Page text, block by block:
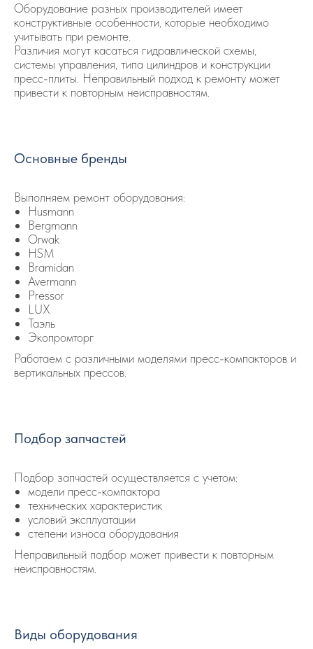
Оборудование разных производителей имеет
конструктивные особенности, которые необходимо
учитывать при ремонте.
Различия могут касаться гидравлической схемы,
системы управления, типа цилиндров и конструкции
пресс-плиты. Неправильный подход к ремонту может
привести к повторным неисправностям.
Основные бренды
Выполняем ремонт оборудования:
Husmann
Bergmann
Orwak
HSM
Bramidan
Avermann
Pressor
LUX
Таэль
Экопромторг
Работаем с различными моделями пресс-компакторов и
вертикальных прессов.
Подбор запчастей
Подбор запчастей осуществляется с учетом:
модели пресс-компактора
технических характеристик
условий эксплуатации
степени износа оборудования
Неправильный подбор может привести к повторным
неисправностям.
Виды оборудования